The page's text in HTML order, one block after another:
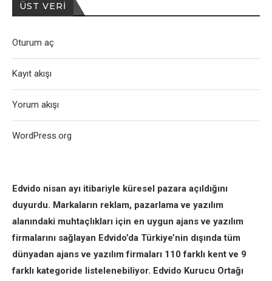
Edvido nisan ayı itibariyle küresel pazara açıldığını
duyurdu. Markaların reklam, pazarlama ve yazılım
alanındaki muhtaçlıkları için en uygun ajans ve yazılım
firmalarını sağlayan Edvido’da Türkiye’nin dışında tüm
dünyadan ajans ve yazılım firmaları 110 farklı kent ve 9
farklı kategoride listelenebiliyor. Edvido Kurucu Ortağı
ÜST VERI
Oturum aç
Kayıt akışı
Yorum akışı
WordPress.org